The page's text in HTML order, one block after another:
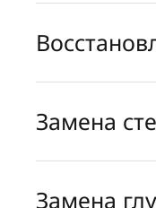
Замена
Замена